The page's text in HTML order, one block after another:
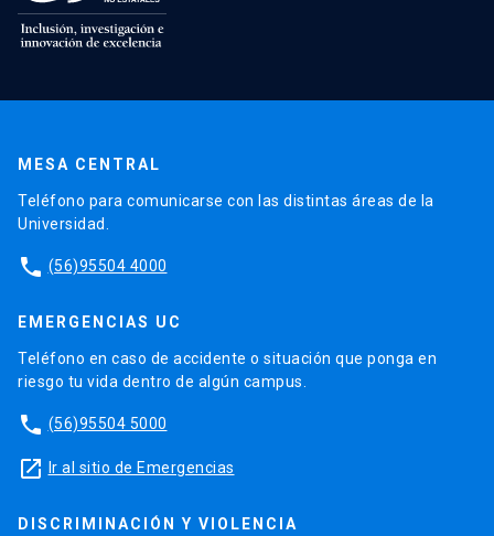
MESA CENTRAL
Teléfono para comunicarse con las distintas áreas de la
Universidad.
phone (56)95504 4000
EMERGENCIAS UC
Teléfono en caso de accidente o situación que ponga en
riesgo tu vida dentro de algún campus.
phone (56)95504 5000
launch Ir al sitio de Emergencias
DISCRIMINACIÓN Y VIOLENCIA